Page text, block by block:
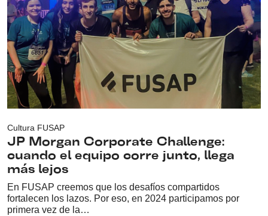
Cultura FUSAP
JP Morgan Corporate Challenge:
cuando el equipo corre junto, llega
más lejos
En FUSAP creemos que los desafíos compartidos
fortalecen los lazos. Por eso, en 2024 participamos por
primera vez de la…